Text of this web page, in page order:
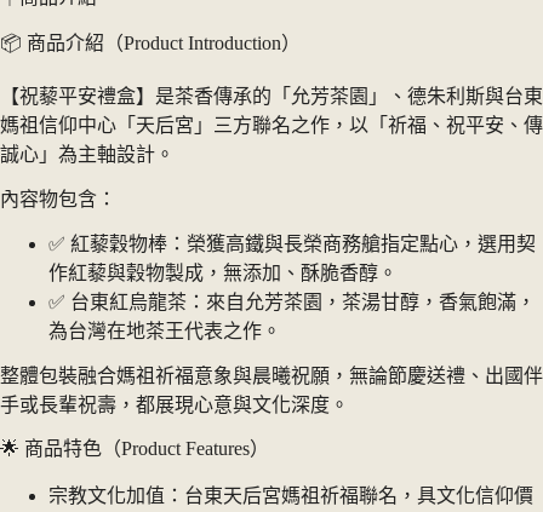
📦 商品介紹（Product Introduction）
【祝藜平安禮盒】是茶香傳承的「允芳茶園」、德朱利斯與台東
媽祖信仰中心「天后宮」三方聯名之作，以「祈福、祝平安、傳
誠心」為主軸設計。
內容物包含：
✅ 紅藜穀物棒：榮獲高鐵與長榮商務艙指定點心，選用契
作紅藜與穀物製成，無添加、酥脆香醇。
✅ 台東紅烏龍茶：來自允芳茶園，茶湯甘醇，香氣飽滿，
為台灣在地茶王代表之作。
整體包裝融合媽祖祈福意象與晨曦祝願，無論節慶送禮、出國伴
手或長輩祝壽，都展現心意與文化深度。
🌟 商品特色（Product Features）
宗教文化加值：台東天后宮媽祖祈福聯名，具文化信仰價